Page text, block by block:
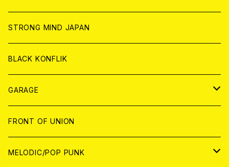
ANALOG
ANALOG
CD
ANALOG
CD
ANALOG
WORLD
CD
ANALOG
STRONG MIND JAPAN
BLACK KONFLIK
GARAGE
JAPAN
アナログ
WORLD
FRONT OF UNION
MELODIC/POP PUNK